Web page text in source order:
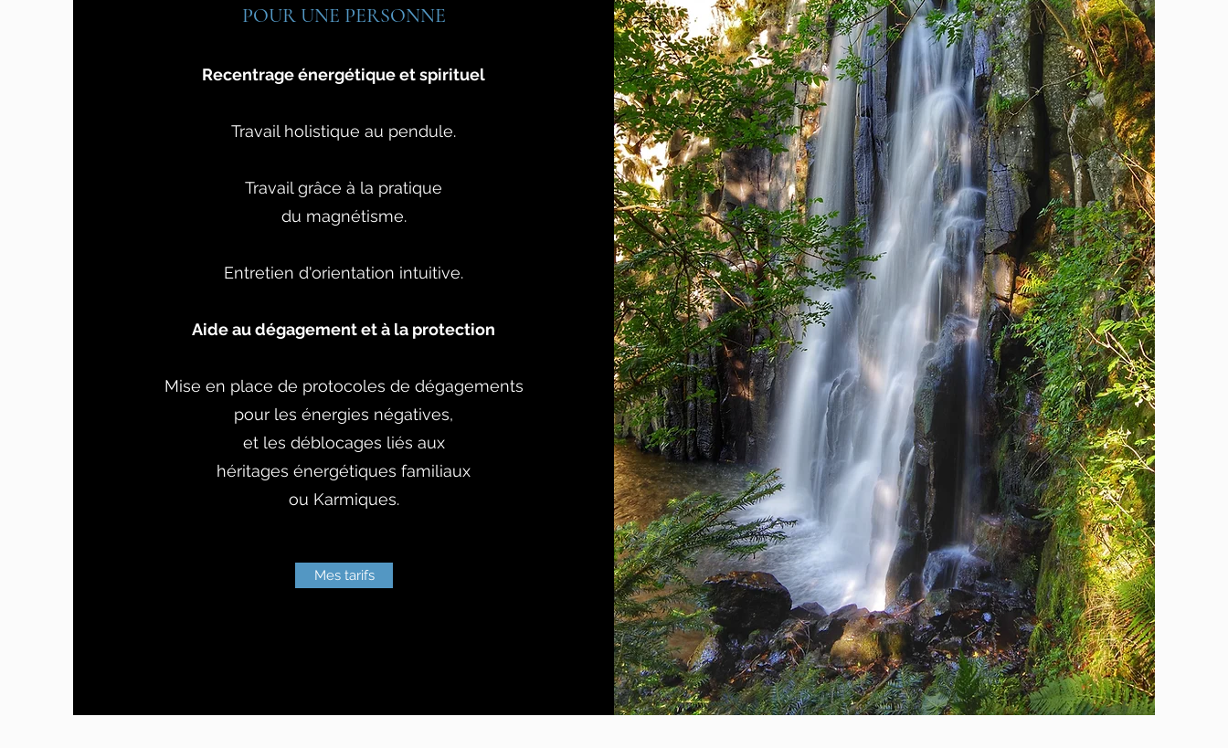
POUR UNE PERSONNE
Recentrage énergétique et spirituel
Travail holistique au pendule.
Travail grâce à la pratique
du magnétisme.
Entretien d'orientation intuitive.
Aide au dégagement et à la protection
Mise en place de protocoles de dégagements
pour les énergies négatives,
et les déblocages liés aux
héritages énergétiques familiaux
ou Karmiques.
Mes tarifs